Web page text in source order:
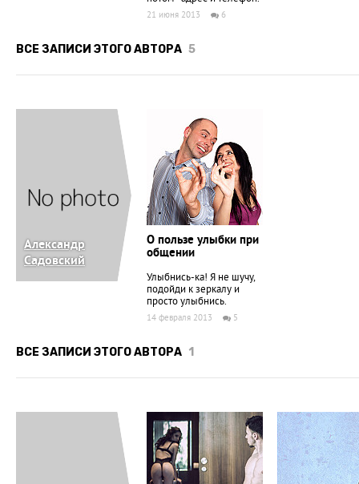
21 июня 2013 6
ВСЕ ЗАПИСИ ЭТОГО АВТОРА 5
Александр
Садовский
О пользе улыбки при
общении
Улыбнись-ка! Я не шучу,
подойди к зеркалу и
просто улыбнись.
14 февраля 2013 5
ВСЕ ЗАПИСИ ЭТОГО АВТОРА 1